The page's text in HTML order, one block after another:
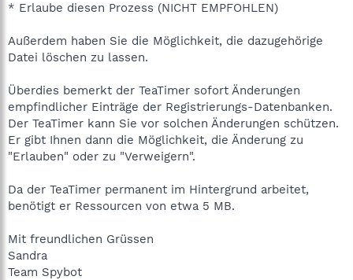
* Erlaube diesen Prozess (NICHT EMPFOHLEN)
Außerdem haben Sie die Möglichkeit, die dazugehörige
Datei löschen zu lassen.
Überdies bemerkt der TeaTimer sofort Änderungen
empfindlicher Einträge der Registrierungs-Datenbanken.
Der TeaTimer kann Sie vor solchen Änderungen schützen.
Er gibt Ihnen dann die Möglichkeit, die Änderung zu
"Erlauben" oder zu "Verweigern".
Da der TeaTimer permanent im Hintergrund arbeitet,
benötigt er Ressourcen von etwa 5 MB.
Mit freundlichen Grüssen
Sandra
Team Spybot